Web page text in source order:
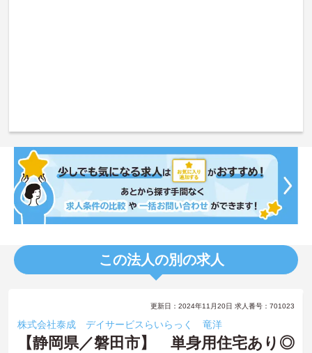
この法人の別の求人
更新日：2024年11月20日 求人番号：701023
株式会社泰成 デイサービスらいらっく 竜洋
【静岡県／磐田市】 単身用住宅あり◎